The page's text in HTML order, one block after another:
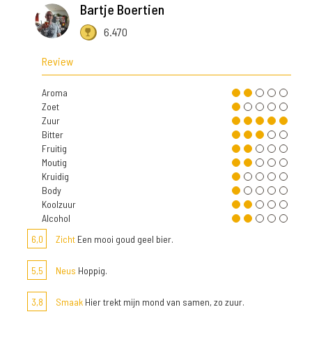
Bartje Boertien
6.470
Review
Aroma
Zoet
Zuur
Bitter
Fruitig
Moutig
Kruidig
Body
Koolzuur
Alcohol
6,0
Zicht Een mooi goud geel bier.
5,5 Neus Hoppig.
3,8 Smaak Hier trekt mijn mond van samen, zo zuur.